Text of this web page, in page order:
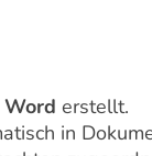
erstellt.
in